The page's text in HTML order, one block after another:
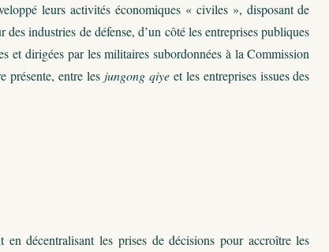
leurs activités économiques « civiles », disposant de
industries de défense, d’un côté les entreprises publiques
et dirigées par les militaires subordonnées à la Commission
présente, entre les jungong qiyeet les entreprises issues des
décentralisant les prises de décisions pour accroître les